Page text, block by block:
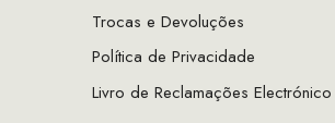
Trocas e Devoluções
Política de Privacidade
Livro de Reclamações Electrónico